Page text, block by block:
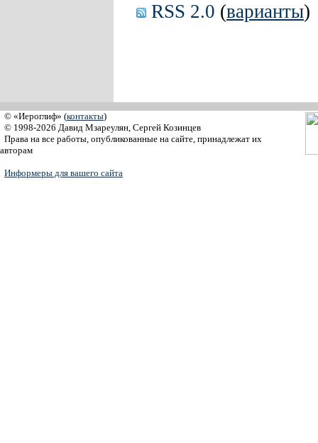
RSS 2.0 (варианты)
© «Иероглиф» (контакты)
© 1998-2026 Давид Мзареулян, Сергей Козинцев
Права на все работы, опубликованные на сайте, принадлежат их
авторам
Информеры для вашего сайта